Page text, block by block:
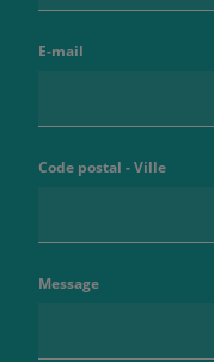
E-mail
Code postal - Ville
Message